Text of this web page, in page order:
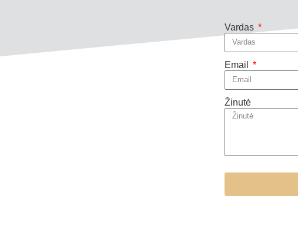
Vardas
Email
Žinutė